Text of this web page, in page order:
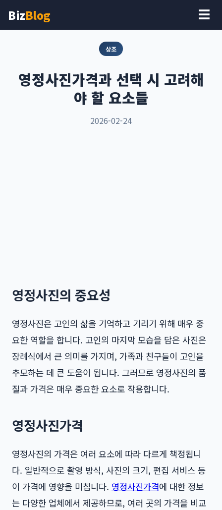
BizBlog ☰
상조
영정사진가격과 선택 시 고려해
야 할 요소들
2026-02-24
영정사진의 중요성
영정사진은 고인의 삶을 기억하고 기리기 위해 매우 중
요한 역할을 합니다. 고인의 마지막 모습을 담은 사진은
장례식에서 큰 의미를 가지며, 가족과 친구들이 고인을
추모하는 데 큰 도움이 됩니다. 그러므로 영정사진의 품
질과 가격은 매우 중요한 요소로 작용합니다.
영정사진가격
영정사진의 가격은 여러 요소에 따라 다르게 책정됩니
다. 일반적으로 촬영 방식, 사진의 크기, 편집 서비스 등
이 가격에 영향을 미칩니다. 영정사진가격에 대한 정보
는 다양한 업체에서 제공하므로, 여러 곳의 가격을 비교